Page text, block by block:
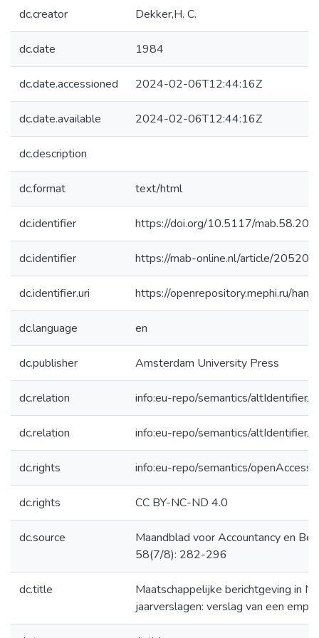
dc.creator Dekker,H. C.
dc.date 1984
dc.date.accessioned 2024-02-06T12:44:16Z
dc.date.available 2024-02-06T12:44:16Z
dc.description
dc.format text/html
dc.identifier https://doi.org/10.5117/
dc.identifier https://mab-online.nl/article/20520/
dc.identifier.uri https://openrepository.mephi.ru/
dc.language en
dc.publisher Amsterdam University Press
dc.relation info:eu-repo/semantics/
dc.relation info:eu-repo/semantics/
dc.rights info:eu-repo/semantics/openAccess
dc.rights CC BY-NC-ND 4.0
dc.source
Maandblad voor Accountancy en
58(7/8): 282-296
dc.title
Maatschappelijke berichtgeving in
jaarverslagen: verslag van een